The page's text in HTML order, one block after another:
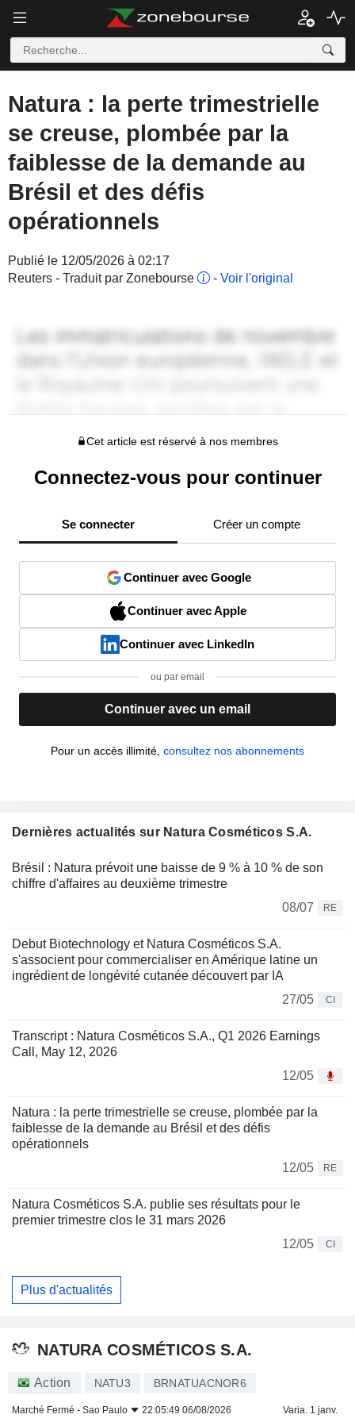
Natura : la perte trimestrielle
se creuse, plombée par la
faiblesse de la demande au
Brésil et des défis
opérationnels
Publié le 12/05/2026 à 02:17
Reuters - Traduit par Zonebourse
- Voir l'original
Cet article est réservé à nos membres
Connectez-vous pour continuer
Se connecter Créer un compte
Continuer avec Google
Continuer avec Apple
Continuer avec LinkedIn
ou par email
Continuer avec un email
Pour un accès illimité, consultez nos abonnements
Dernières actualités sur Natura Cosméticos S.A.
Brésil : Natura prévoit une baisse de 9 % à 10 % de son
chiffre d'affaires au deuxième trimestre
08/07
RE
Debut Biotechnology et Natura Cosméticos S.A.
s'associent pour commercialiser en Amérique latine un
ingrédient de longévité cutanée découvert par IA
27/05
CI
Transcript : Natura Cosméticos S.A., Q1 2026 Earnings
Call, May 12, 2026
12/05
Natura : la perte trimestrielle se creuse, plombée par la
faiblesse de la demande au Brésil et des défis
opérationnels
12/05
RE
Natura Cosméticos S.A. publie ses résultats pour le
premier trimestre clos le 31 mars 2026
12/05
CI
Plus d'actualités
NATURA COSMÉTICOS S.A.
Action NATU3 BRNATUACNOR6
Marché Fermé - Sao Paulo 22:05:49 06/08/2026 Varia. 1 janv.